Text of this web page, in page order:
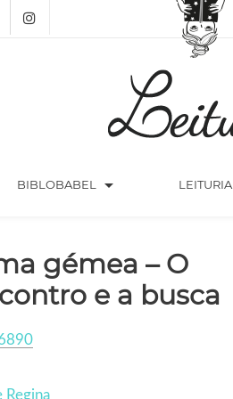
BIBLOBABEL arrow_drop_down LEITURIA
gémea – O
e a busca
Regina